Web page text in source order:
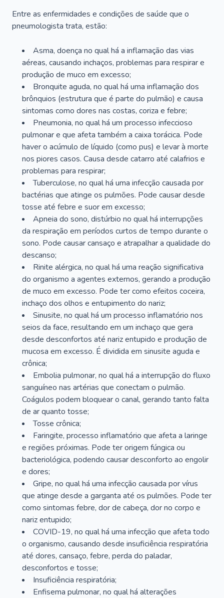
Entre as enfermidades e condições de saúde que o
pneumologista trata, estão:
Asma, doença no qual há a inflamação das vias
aéreas, causando inchaços, problemas para respirar e
produção de muco em excesso;
Bronquite aguda, no qual há uma inflamação dos
brônquios (estrutura que é parte do pulmão) e causa
sintomas como dores nas costas, coriza e febre;
Pneumonia, no qual há um processo infeccioso
pulmonar e que afeta também a caixa torácica. Pode
haver o acúmulo de líquido (como pus) e levar à morte
nos piores casos. Causa desde catarro até calafrios e
problemas para respirar;
Tuberculose, no qual há uma infecção causada por
bactérias que atinge os pulmões. Pode causar desde
tosse até febre e suor em excesso;
Apneia do sono, distúrbio no qual há interrupções
da respiração em períodos curtos de tempo durante o
sono. Pode causar cansaço e atrapalhar a qualidade do
descanso;
Rinite alérgica, no qual há uma reação significativa
do organismo a agentes externos, gerando a produção
de muco em excesso. Pode ter como efeitos coceira,
inchaço dos olhos e entupimento do nariz;
Sinusite, no qual há um processo inflamatório nos
seios da face, resultando em um inchaço que gera
desde desconfortos até nariz entupido e produção de
mucosa em excesso. É dividida em sinusite aguda e
crônica;
Embolia pulmonar, no qual há a interrupção do fluxo
sanguíneo nas artérias que conectam o pulmão.
Coágulos podem bloquear o canal, gerando tanto falta
de ar quanto tosse;
Tosse crônica;
Faringite, processo inflamatório que afeta a laringe
e regiões próximas. Pode ter origem fúngica ou
bacteriológica, podendo causar desconforto ao engolir
e dores;
Gripe, no qual há uma infecção causada por vírus
que atinge desde a garganta até os pulmões. Pode ter
como sintomas febre, dor de cabeça, dor no corpo e
nariz entupido;
COVID-19, no qual há uma infecção que afeta todo
o organismo, causando desde insuficiência respiratória
até dores, cansaço, febre, perda do paladar,
desconfortos e tosse;
Insuficiência respiratória;
Enfisema pulmonar, no qual há alterações